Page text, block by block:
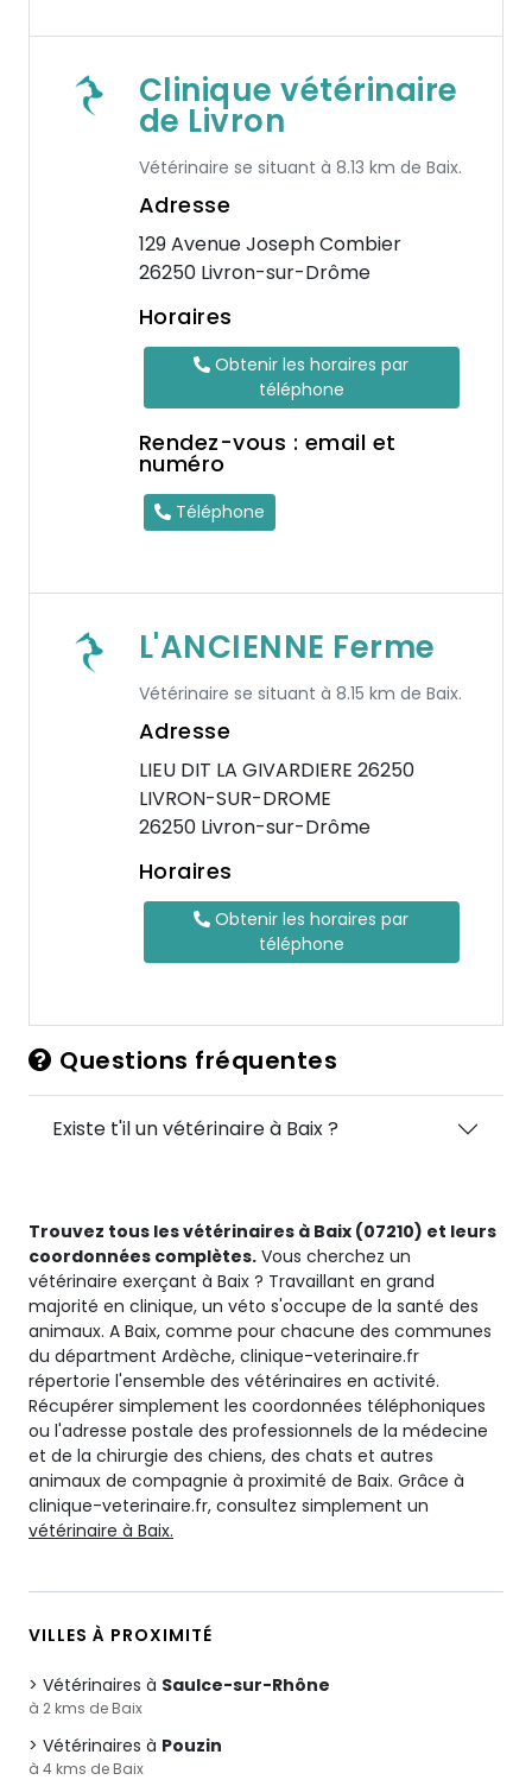
Clinique vétérinaire
de Livron
Vétérinaire se situant à 8.13 km de Baix.
Adresse
129 Avenue Joseph Combier
26250 Livron-sur-Drôme
Horaires
Obtenir les horaires par
téléphone
Rendez-vous : email et
numéro
Téléphone
L'ANCIENNE Ferme
Vétérinaire se situant à 8.15 km de Baix.
Adresse
LIEU DIT LA GIVARDIERE 26250
LIVRON-SUR-DROME
26250 Livron-sur-Drôme
Horaires
Obtenir les horaires par
téléphone
Questions fréquentes
Existe t'il un vétérinaire à Baix ?
Trouvez tous les vétérinaires à Baix (07210) et leurs
coordonnées complètes. Vous cherchez un
vétérinaire exerçant à Baix ? Travaillant en grand
majorité en clinique, un véto s'occupe de la santé des
animaux. A Baix, comme pour chacune des communes
du départment Ardèche, clinique-veterinaire.fr
répertorie l'ensemble des vétérinaires en activité.
Récupérer simplement les coordonnées téléphoniques
ou l'adresse postale des professionnels de la médecine
et de la chirurgie des chiens, des chats et autres
animaux de compagnie à proximité de Baix. Grâce à
clinique-veterinaire.fr, consultez simplement un
vétérinaire à Baix.
VILLES À PROXIMITÉ
Vétérinaires à Saulce-sur-Rhône
à 2 kms de Baix
Vétérinaires à Pouzin
à 4 kms de Baix